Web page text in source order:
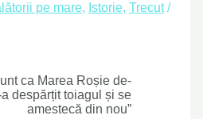
pe mare, Istorie, Trecut/
ca Marea Roșie de-
despărțit toiagul și se
amestecă din nou”